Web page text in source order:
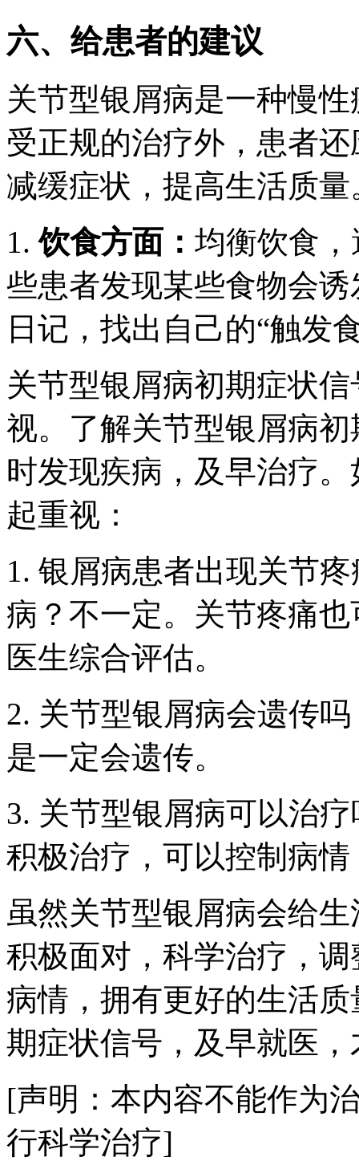
六、给患者的建议
关节型银屑病是一种慢
受正规的治疗外，患者
减缓症状，提高生活质量
1.饮食方面： 均衡饮食
些患者发现某些食物会
日记，找出自己的“触发
关节型银屑病初期症状
视。了解关节型银屑病
时发现疾病，及早治疗
起重视：
1. 银屑病患者出现关节
病？不一定。关节疼痛
医生综合评估。
2. 关节型银屑病会遗传
是一定会遗传。
3. 关节型银屑病可以治
积极治疗，可以控制病
虽然关节型银屑病会给
积极面对，科学治疗，
病情，拥有更好的生活
期症状信号，及早就医
[声明：本内容不能作为
行科学治疗]